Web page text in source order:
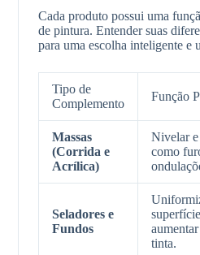
Cada produto possui uma
de pintura. Entender suas
para uma escolha inteligente e
Tipo de
Complemento
Função
Massas
(Corrida e
Acrílica)
Nivelar
como
Seladores e
Fundos
tinta.